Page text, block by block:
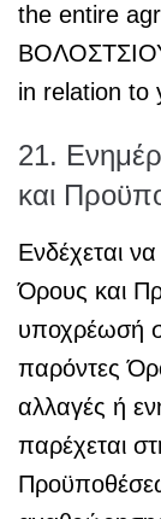
the entire
in relation to
21.
και
Ενδέχεται
Όρους και
υποχρέωσή
παρόντες
αλλαγές ή
παρέχεται